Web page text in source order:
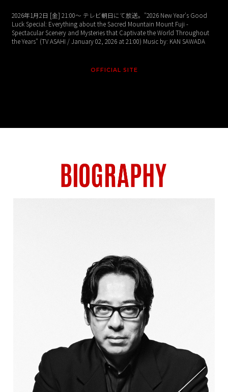
2026年1月2日 [金] 21:00～ テレビ朝日にて放送。"2026 New Year's Good
Luck Special: Everything about the Sacred Mountain Mount Fuji -
Spectacular Scenery and Mysteries that Captivate the World Throughout
the Years" (TV ASAHI / January 02, 2026 at 21:00) Music by: KAN SAWADA
OFFICIAL SITE